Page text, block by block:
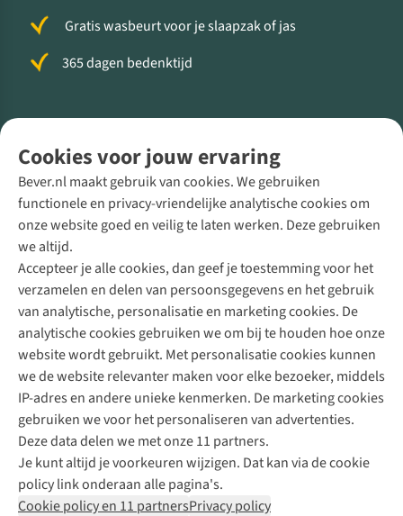
Cookies voor jouw ervaring
Bever.nl maakt gebruik van cookies. We gebruiken
functionele en privacy-vriendelijke analytische cookies om
onze website goed en veilig te laten werken. Deze gebruiken
we altijd.
Accepteer je alle cookies, dan geef je toestemming voor het
verzamelen en delen van persoonsgegevens en het gebruik
van analytische, personalisatie en marketing cookies. De
analytische cookies gebruiken we om bij te houden hoe onze
website wordt gebruikt. Met personalisatie cookies kunnen
we de website relevanter maken voor elke bezoeker, middels
IP-adres en andere unieke kenmerken. De marketing cookies
gebruiken we voor het personaliseren van advertenties.
Deze data delen we met onze 11 partners.
Je kunt altijd je voorkeuren wijzigen. Dat kan via de cookie
policy link onderaan alle pagina's.
Cookie policy en 11 partnersPrivacy policy
Gratis wasbeurt voor je slaapzak of jas
365 dagen bedenktijd
Direct advies van een Buitenexpert
+31 (0)85 888 50 88
+31 6 12 28 49 80
Contactformulier